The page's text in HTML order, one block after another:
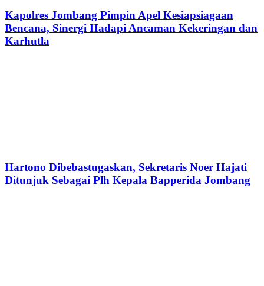
Kapolres Jombang Pimpin Apel Kesiapsiagaan
Bencana, Sinergi Hadapi Ancaman Kekeringan dan
Karhutla
Hartono Dibebastugaskan, Sekretaris Noer Hajati
Ditunjuk Sebagai Plh Kepala Bapperida Jombang